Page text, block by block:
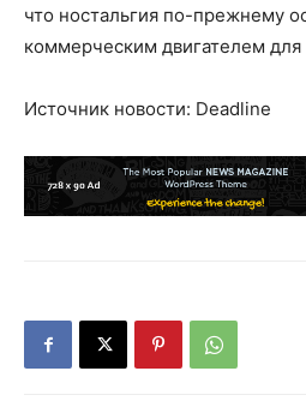
что ностальгия по-прежнему
коммерческим двигателем для
Источник новости: Deadline